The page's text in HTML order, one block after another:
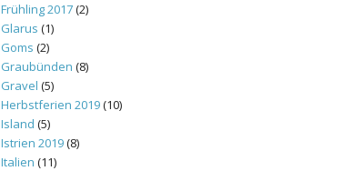
Frühling 2017(2)
Glarus (1)
Goms (2)
Graubünden (8)
Gravel (5)
Herbstferien 2019(10)
Island (5)
Istrien 2019(8)
Italien (11)